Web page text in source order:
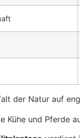
der Natur auf
Kühe und Pferde